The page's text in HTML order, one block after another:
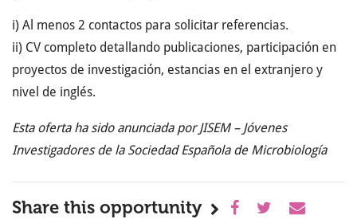
i) Al menos 2 contactos para solicitar referencias.
ii) CV completo detallando publicaciones, participación en
proyectos de investigación, estancias en el extranjero y
nivel de inglés.
Esta oferta ha sido anunciada por JISEM – Jóvenes
Investigadores de la Sociedad Española de Microbiología
Share this opportunity